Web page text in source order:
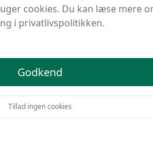
Nøgleholder
-
Vi har gjort arbejdet for dig
nøgleholdere på markedet.
kvalitet, et prisvenligt
cookies. Du kan læse mere
i privatlivspolitikken.
Godkend
Tillad ingen cookies